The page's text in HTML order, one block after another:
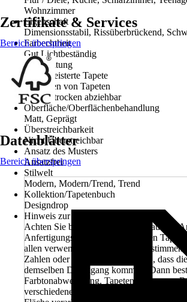
Wohnzimmer
Eigenschaft
Dimensionsstabil, Rissüberbrückend,
Farbechtheit
Gut Lichtbeständig
Verarbeitung
Vorgekleisterte Tapete
Entfernen von Tapeten
Restlos trocken abziehbar
Oberfläche/Oberflächenbehandlung
Matt, Geprägt
Überstreichbarkeit
Nicht Überstreichbar
Ansatz des Musters
Ansatzfrei
Stilwelt
Modern, Modern/Trend, Trend
Kollektion/Tapetenbuch
Designdrop
Hinweis zur Anfertigungsnummer
Achten Sie beim Kauf unbedingt auf die
Anfertigungsnummer der einzelnen
allen verwendeten Rollen
Zahlen oder Buchstaben bedeuten, dass
demselben Druckgang kommen. Dann
Farbtonabweichung. Tapetenbahnen aus
verschiedenen Anfertigungsnummern
Zertifikate & Services
Bereich überspringen
Datenblätter
Bereich überspringen